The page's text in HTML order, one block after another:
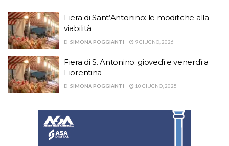
Fiera di Sant’Antonino: le modifiche alla
viabilità
DI SIMONA POGGIANTI 9 GIUGNO, 2026
Fiera di S. Antonino: giovedì e venerdì a
Fiorentina
DI SIMONA POGGIANTI 10 GIUGNO, 2025